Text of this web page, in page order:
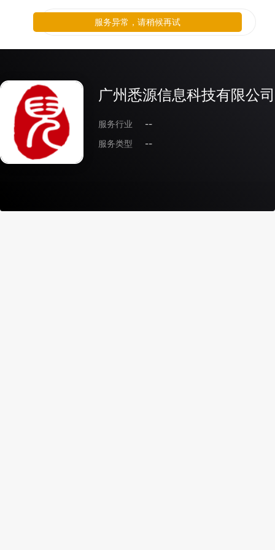
广州悉源信息科技有限公司
服务行业
--
服务类型
--
服务异常，请稍候再试